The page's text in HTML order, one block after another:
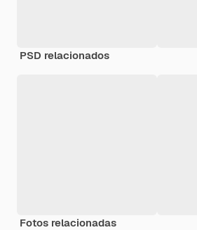
PSD relacionados
Fotos relacionadas